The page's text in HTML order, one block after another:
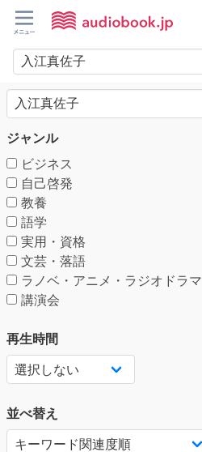
ジャンル
ビジネス
自己啓発
教養
語学
実用・資格
文芸・落語
ラノベ・アニメ・ラジオドラマ
講演会
再生時間
並べ替え